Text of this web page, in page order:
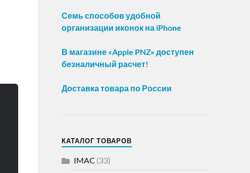
Семь способов удобной
организации иконок на iPhone
В магазине «Apple PNZ» доступен
безналичный расчет!
Доставка товара по России
КАТАЛОГ ТОВАРОВ
IMAC (33)